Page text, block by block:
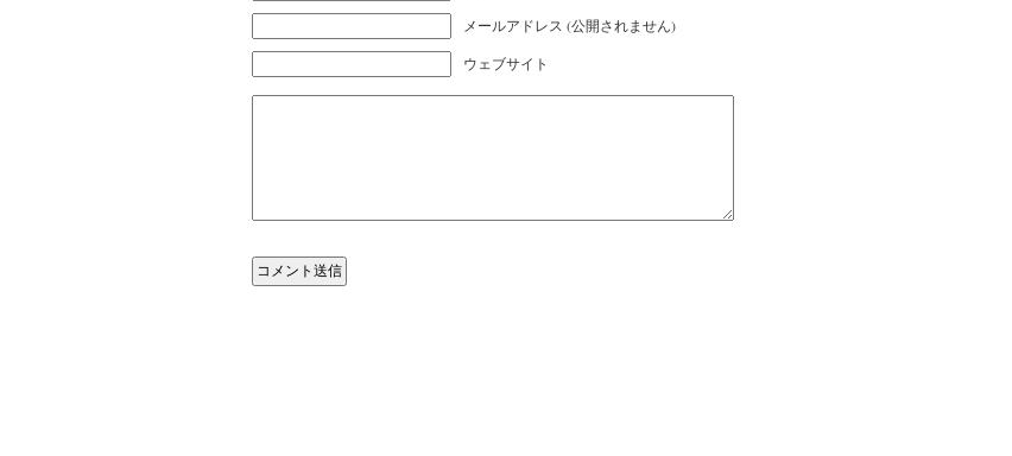
メールアドレス (公開されません)
ウェブサイト